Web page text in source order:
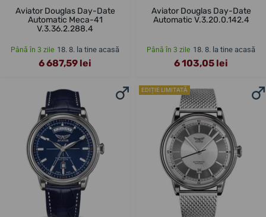
Aviator Douglas Day-Date
Automatic Meca-41
V.3.36.2.288.4
Până în 3 zile 18. 8. la tine acasă
6 687,59 lei
Aviator Douglas Day-Date
Automatic V.3.20.0.142.4
Până în 3 zile 18. 8. la tine acasă
6 103,05 lei
EDIȚIE LIMITATĂ